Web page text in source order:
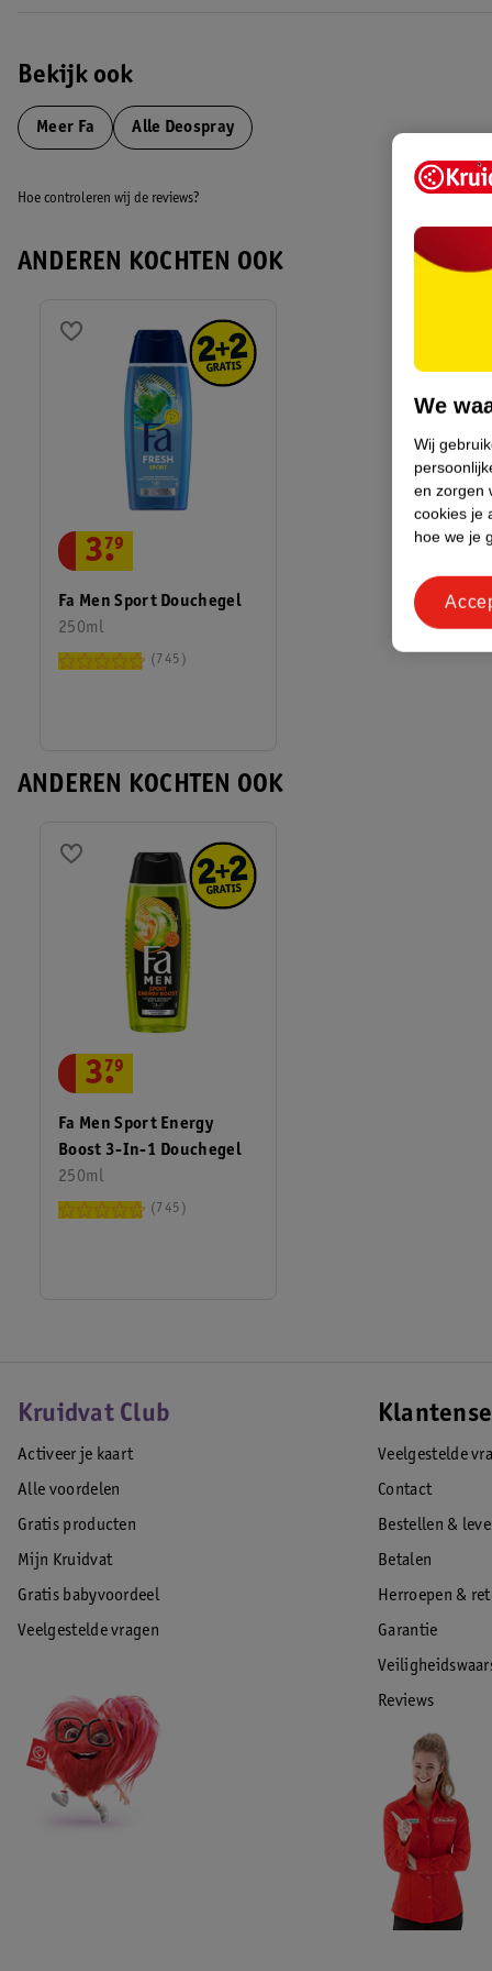
beschermen. Niet blootstellen aan temperaturen boven 50 °C.
Buiten het bereik van kinderen houden. Alleen gebruiken in goed
sprayen. Niet in de ogen spuiten.
Bekijk ook
Meer Fa Alle Deospray
Hoe controleren wij de reviews?
ANDEREN KOCHTEN OOK
Fa Men Sport Douchegel
250ml
3.
79
745
ANDEREN KOCHTEN OOK
Fa Men Sport Energy
Boost 3-In-1 Douchegel
250ml
3.
79
745
Kruidvat Club
Activeer je kaart
Alle voordelen
Gratis producten
Mijn Kruidvat
Gratis babyvoordeel
Veelgestelde vragen
Veelgestelde
Contact
Bestellen &
Betalen
Herroepen &
Garantie
Reviews
We
Wij
en zorgen
cookies je
hoe we je